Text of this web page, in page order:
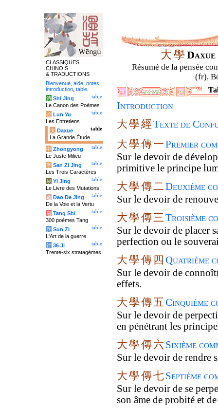
大學 Daxue
Résumé de la pensée
(fr),
Introduction
大學經Texte de
大學傳一Premier
Sur le devoir de
primitive le principe
大學傳二Deuxième
Sur le devoir de
大學傳三Troisième
Sur le devoir de placer
perfection ou le
大學傳 四 Quatrième
Sur le devoir de
effets.
大學傳五Cinquième
Sur le devoir de
en pénétrant les
大學傳六 Sixième
Sur le devoir de rendre
大學傳七Septième
Sur le devoir de se
son âme de probité et
CLASSIQUES
CHINOIS
& TRADUCTIONS
Bienvenue aide notes
introduction table
table
诗 Shi Jing
Le Canon des Poèmes
table
论 Lun Yu
Les Entretiens
table
大 Daxue
La Grande Étude
table
中 Zhongyong
Le Juste Milieu
table
字 San Zi Jing
Les Trois Caractères
table
易 Yi Jing
Le Livre des Mutations
table
道 Dao De Jing
De la Voie et la Vertu
table
唐 Tang Shi
300 poèmes Tang
table
兵 Sun Zi
L'Art de la guerre
table
计 36 Ji
Trente-six stratagèmes